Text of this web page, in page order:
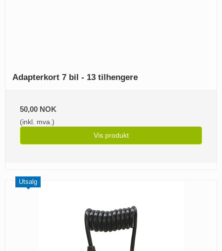
Adapterkort 7 bil - 13 tilhengere
50,00 NOK
(inkl. mva.)
Vis produkt
Utsalg